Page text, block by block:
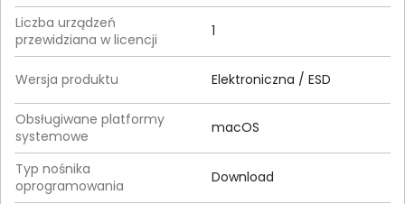
Liczba urządzeń
przewidziana w licencji
1
Wersja produktu Elektroniczna / ESD
Obsługiwane platformy
systemowe
macOS
Typ nośnika
oprogramowania
Download